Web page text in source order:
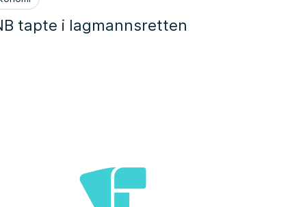
tapte i lagmannsretten